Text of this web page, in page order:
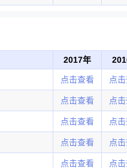
2017年
点击查看 点
点击查看 点
点击查看 点
点击查看 点
点击查看 点